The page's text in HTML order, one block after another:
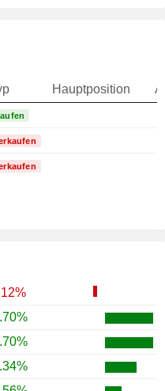
Hauptposition